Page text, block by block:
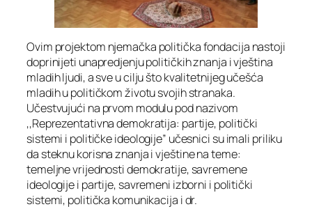
Ovim projektom njemačka politička fondacija nastoji
doprinijeti unapredjenju političkih znanja i vještina
mladih ljudi, a sve u cilju što kvalitetnijeg učešća
mladih u političkom životu svojih stranaka.
Učestvujući na prvom modulu pod nazivom
,,Reprezentativna demokratija: partije, politički
sistemi i političke ideologije” učesnici su imali priliku
da steknu korisna znanja i vještine na teme:
temeljne vrijednosti demokratije, savremene
ideologije i partije, savremeni izborni i politički
sistemi, politička komunikacija i dr.